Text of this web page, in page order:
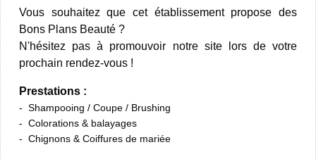
Vous souhaitez que cet établissement propose des
Bons Plans Beauté ?
N'hésitez pas à promouvoir notre site lors de votre
prochain rendez-vous !
Prestations :
Shampooing / Coupe / Brushing
Colorations & balayages
Chignons & Coiffures de mariée